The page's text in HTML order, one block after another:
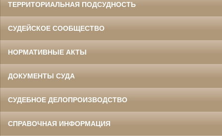
ТЕРРИТОРИАЛЬНАЯ ПОДСУДНОСТЬ
СУДЕЙСКОЕ СООБЩЕСТВО
НОРМАТИВНЫЕ АКТЫ
ДОКУМЕНТЫ СУДА
СУДЕБНОЕ ДЕЛОПРОИЗВОДСТВО
СПРАВОЧНАЯ ИНФОРМАЦИЯ